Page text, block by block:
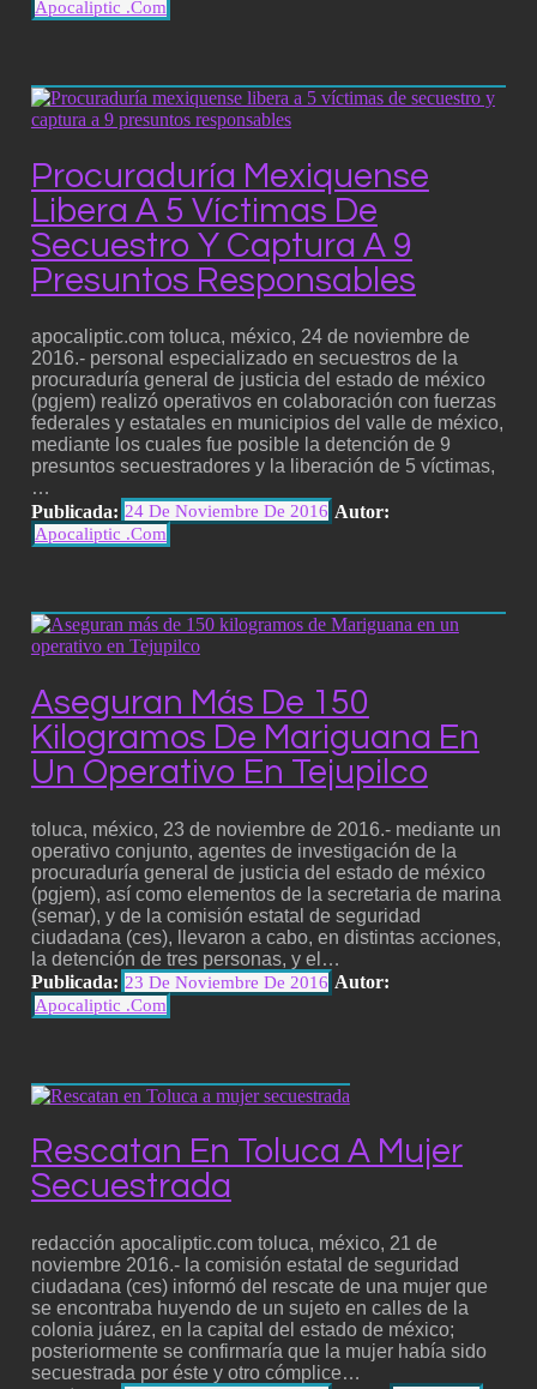
Apocaliptic .com
Procuraduría Mexiquense
Libera A 5 Víctimas De
Secuestro Y Captura A 9
Presuntos Responsables
apocaliptic.com toluca, méxico, 24 de noviembre de
2016.- personal especializado en secuestros de la
procuraduría general de justicia del estado de méxico
(pgjem) realizó operativos en colaboración con fuerzas
federales y estatales en municipios del valle de méxico,
mediante los cuales fue posible la detención de 9
presuntos secuestradores y la liberación de 5 víctimas,
…
Publicada: 24 De Noviembre De 2016 Autor:
Apocaliptic .com
Aseguran Más De 150
Kilogramos De Mariguana En
Un Operativo En Tejupilco
toluca, méxico, 23 de noviembre de 2016.- mediante un
operativo conjunto, agentes de investigación de la
procuraduría general de justicia del estado de méxico
(pgjem), así como elementos de la secretaria de marina
(semar), y de la comisión estatal de seguridad
ciudadana (ces), llevaron a cabo, en distintas acciones,
la detención de tres personas, y el…
Publicada: 23 De Noviembre De 2016 Autor:
Apocaliptic .com
Rescatan En Toluca A Mujer
Secuestrada
redacción apocaliptic.com toluca, méxico, 21 de
noviembre 2016.- la comisión estatal de seguridad
ciudadana (ces) informó del rescate de una mujer que
se encontraba huyendo de un sujeto en calles de la
colonia juárez, en la capital del estado de méxico;
posteriormente se confirmaría que la mujer había sido
secuestrada por éste y otro cómplice…